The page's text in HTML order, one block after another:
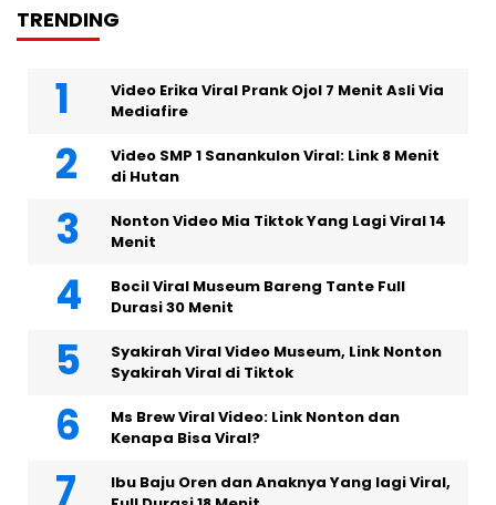
TRENDING
Video Erika Viral Prank Ojol 7 Menit Asli Via
Mediafire
Video SMP 1 Sanankulon Viral: Link 8 Menit
di Hutan
Nonton Video Mia Tiktok Yang Lagi Viral 14
Menit
Bocil Viral Museum Bareng Tante Full
Durasi 30 Menit
Syakirah Viral Video Museum, Link Nonton
Syakirah Viral di Tiktok
Ms Brew Viral Video: Link Nonton dan
Kenapa Bisa Viral?
Ibu Baju Oren dan Anaknya Yang lagi Viral,